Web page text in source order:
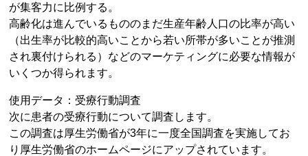
が集客力に比例する。
高齢化は進んでいるもののまだ生産年齢人口の比率が高い
（出生率が比較的高いことから若い所帯が多いことが推測
され裏付けられる）などのマーケティングに必要な情報が
いくつか得られます。
使用データ：受療行動調査
次に患者の受療行動について調査します。
この調査は厚生労働省が3年に一度全国調査を実施してお
り厚生労働省のホームページにアップされています。